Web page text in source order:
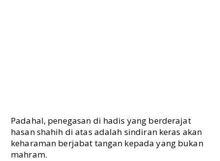
Padahal, penegasan di hadis yang berderajat
hasan shahih di atas adalah sindiran keras akan
keharaman berjabat tangan kepada yang bukan
mahram.